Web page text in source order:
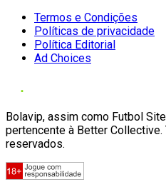
Termos e Condições
Políticas de privacidade
Política Editorial
Ad Choices
Bolavip, assim como Futbol
pertencente à Better
reservados.